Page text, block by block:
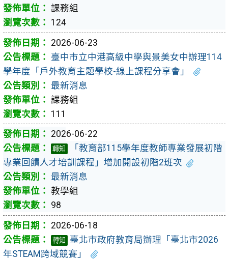
課務組
124
2026-06-23
臺中市立中港高級中學與景美女中辦理114
學年度「戶外教育主題學校-線上課程分享會」
最新消息
課務組
111
2026-06-22
轉知
「教育部115學年度教師專業發展初階
專業回饋人才培訓課程」增加開設初階2班次
最新消息
教學組
98
2026-06-18
轉知
臺北市政府教育局辦理「臺北市2026
年STEAM跨域競賽」